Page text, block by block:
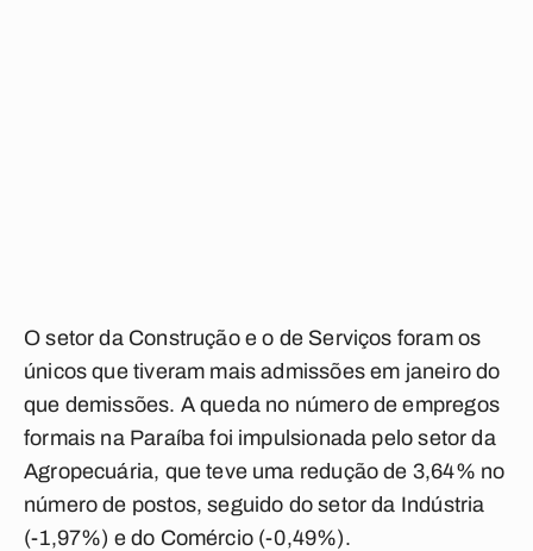
O setor da Construção e o de Serviços foram os
únicos que tiveram mais admissões em janeiro do
que demissões. A queda no número de empregos
formais na Paraíba foi impulsionada pelo setor da
Agropecuária, que teve uma redução de 3,64% no
número de postos, seguido do setor da Indústria
(-1,97%) e do Comércio (-0,49%).